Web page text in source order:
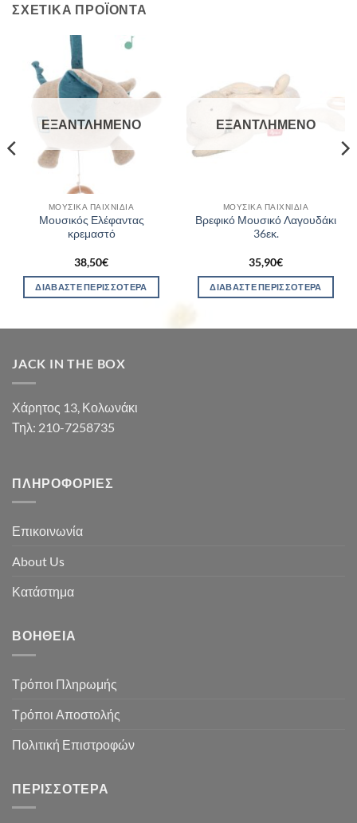
ΣΧΕΤΙΚΆ ΠΡΟΪΌΝΤΑ
ΕΞΑΝΤΛΗΜΈΝΟ
ΜΟΥΣΙΚΆ ΠΑΙΧΝΊΔΙΑ
Μουσικός Ελέφαντας
κρεμαστό
38,50€
ΔΙΑΒΆΣΤΕ ΠΕΡΙΣΣΌΤΕΡΑ
ΕΞΑΝΤΛΗΜΈΝΟ
ΜΟΥΣΙΚΆ ΠΑΙΧΝΊΔΙΑ
Βρεφικό Μουσικό Λαγουδάκι
36εκ.
35,90€
ΔΙΑΒΆΣΤΕ ΠΕΡΙΣΣΌΤΕΡΑ
JACK IN THE BOX
Χάρητος 13, Κολωνάκι
Τηλ: 210-7258735
ΠΛΗΡΟΦΟΡΊΕΣ
Επικοινωνία
About Us
Κατάστημα
ΒΟΉΘΕΙΑ
Τρόποι Πληρωμής
Τρόποι Αποστολής
Πολιτική Επιστροφών
ΠΕΡΙΣΣΌΤΕΡΑ